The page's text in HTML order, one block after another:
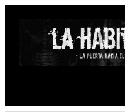
Saltar
Psychedelic, Stoner,